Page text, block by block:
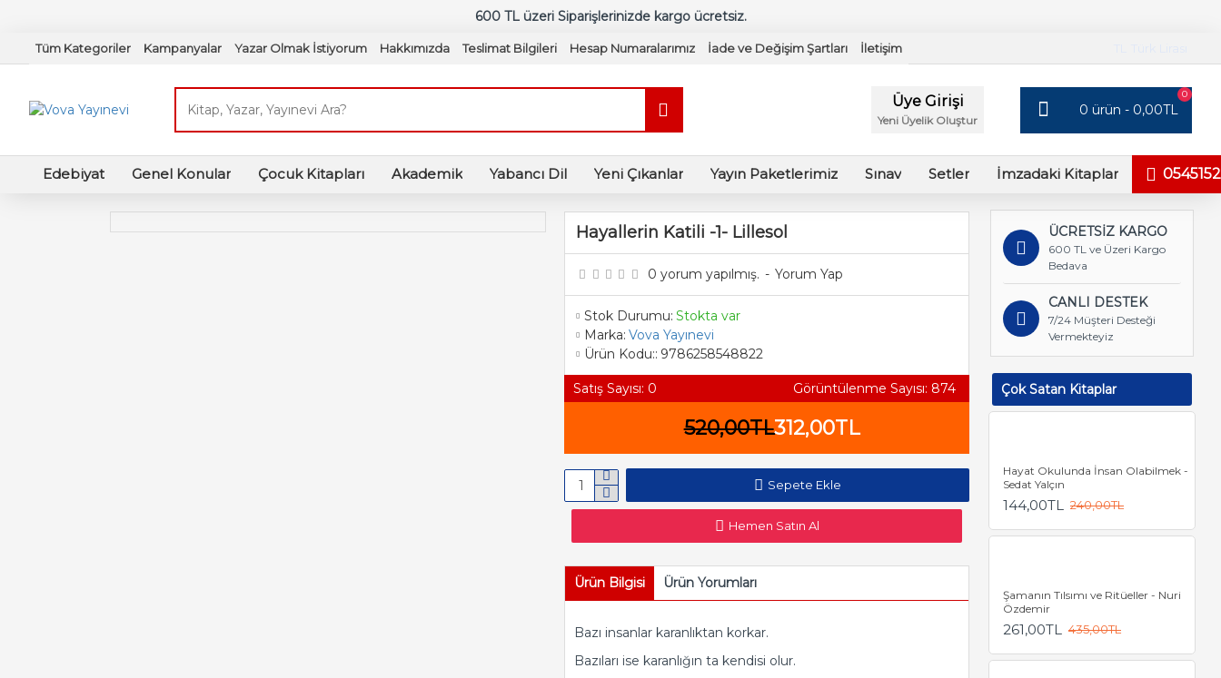
600 TL üzeri Siparişlerinizde kargo ücretsiz.
Tüm Kategoriler Kampanyalar Yazar Olmak İstiyorum Hakkımızda Teslimat Bilgileri Hesap Numaralarımız İade ve Değişim Şartları İletişim
Üye Girişi
Yeni Üyelik Oluştur
0 ürün - 0,00TL
0
Edebiyat Genel Konular Çocuk Kitapları Akademik Yabancı Dil Yeni Çıkanlar Yayın Paketlerimiz Sınav Setler İmzadaki Kitaplar
Hayallerin Katili -1- Lillesol
Stok Durumu: Stokta var
Marka: Vova Yayınevi
Ürün Kodu:: 9786258548822
Satış Sayısı: 0 Görüntülenme Sayısı: 874
0 yorum yapılmış. - Yorum Yap
312,00TL
520,00TL
Sepete Ekle
Hemen Satın Al
Ürün Bilgisi Ürün Yorumları
Bazı in­san­lar ka­ran­lık­tan kor­kar.
Ba­zı­la­rı ise ka­ran­lı­ğın ta ken­di­si olur.
ÜCRETSİZ KARGO
600 TL ve Üzeri Kargo
Bedava
CANLI DESTEK
7/24 Müşteri Desteği
Vermekteyiz
Çok Satan Kitaplar
Hayat Okulunda İnsan Olabilmek -
Sedat Yalçın
144,00TL 240,00TL
Şamanın Tılsımı ve Ritüeller - Nuri
Özdemir
261,00TL 435,00TL